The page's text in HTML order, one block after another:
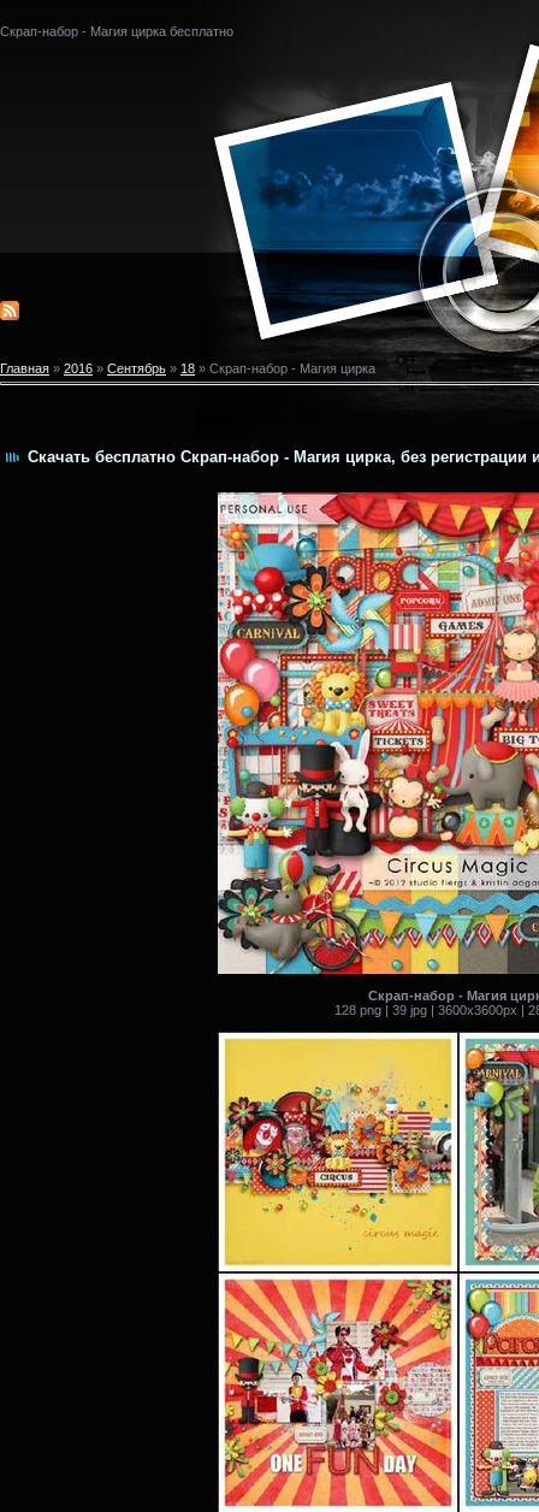
Скрап-набор - Магия цирка бесплатно
Главная » 2016 » Сентябрь » 18 » Скрап-набор - Магия цирка
Скачать бесплатно Скрап-набор - Магия цирка, без регистрации
Скрап-набор - Магия
128 png | 39 jpg | 3600x3600px |